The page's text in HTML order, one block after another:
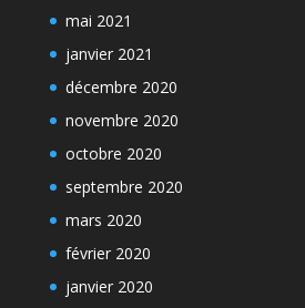
mai 2021
janvier 2021
décembre 2020
novembre 2020
octobre 2020
septembre 2020
mars 2020
février 2020
janvier 2020